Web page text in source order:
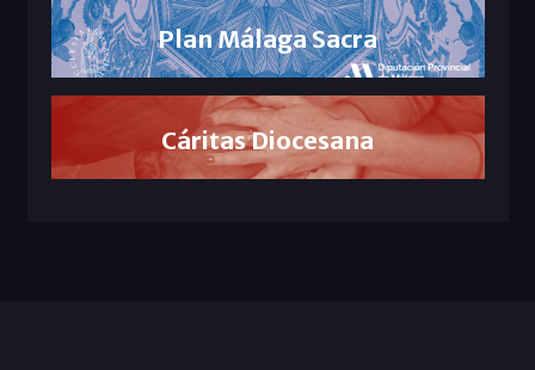
Plan Málaga Sacra
Cáritas Diocesana